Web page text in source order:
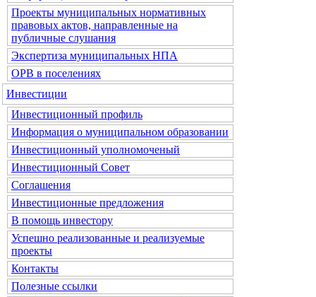
Проекты муниципальных нормативных
правовых актов, направленные на
публичные слушания
Экспертиза муниципальных НПА
ОРВ в поселениях
Инвестиции
Инвестиционный профиль
Информация о муниципальном образовании
Инвестиционный уполномоченый
Инвестиционный Совет
Соглашения
Инвестиционные предложения
В помощь инвестору
Успешно реализованные и реализуемые
проекты
Контакты
Полезные ссылки